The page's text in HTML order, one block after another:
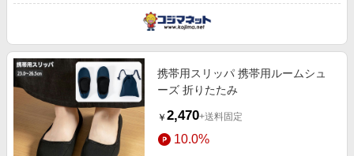
携帯用スリッパ 携帯用ルームシュ
ーズ 折りたたみ
￥ 2,470+送料固定
10.0%